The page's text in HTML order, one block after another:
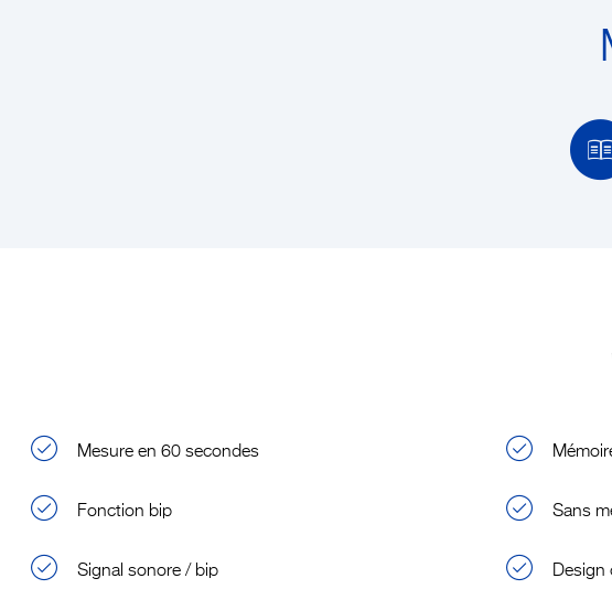
Mesure en 60 secondes
Fonction bip Sans
Signal sonore / bip Design